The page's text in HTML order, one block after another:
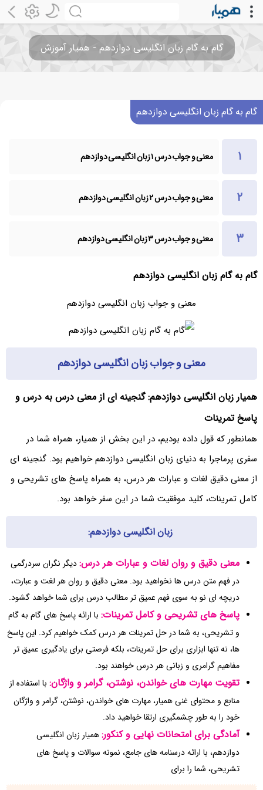
گام به گام زبان انگلیسی دوازدهم - همیار آموزش
گام به گام زبان انگلیسی دوازدهم
معنی و جواب درس ۱ زبان انگلیسی دوازدهم
معنی و جواب درس ۲ زبان انگلیسی دوازدهم
معنی و جواب درس ۳ زبان انگلیسی دوازدهم
گام به گام زبان انگلیسی دوازدهم
معنی و جواب زبان انگلیسی دوازدهم
معنی و جواب زبان انگلیسی دوازدهم
همیار زبان انگلیسی دوازدهم: گنجینه ای از معنی درس به درس و
پاسخ تمرینات
همانطور که قول داده بودیم، در این بخش از همیار، همراه شما در
سفری پرماجرا به دنیای زبان انگلیسی دوازدهم خواهیم بود. گنجینه ای
از معنی دقیق لغات و عبارات هر درس، به همراه پاسخ های تشریحی و
کامل تمرینات، کلید موفقیت شما در این سفر خواهد بود.
زبان انگلیسی دوازدهم:
معنی دقیق و روان لغات و عبارات هر درس:دیگر نگران سردرگمی
در فهم متن درس ها نخواهید بود. معنی دقیق و روان هر لغت و عبارت،
دریچه ای نو به سوی فهم عمیق تر مطالب درس برای شما خواهد گشود.
پاسخ های تشریحی و کامل تمرینات: با ارائه پاسخ های گام به گام
و تشریحی، به شما در حل تمرینات هر درس کمک خواهیم کرد. این پاسخ
ها، نه تنها ابزاری برای حل تمرینات، بلکه فرصتی برای یادگیری عمیق تر
مفاهیم گرامری و زبانی هر درس خواهند بود.
تقویت مهارت های خواندن، نوشتن، گرامر و واژگان: با استفاده از
منابع و محتوای غنی همیار، مهارت های خواندن، نوشتن، گرامر و واژگان
خود را به طور چشمگیری ارتقا خواهید داد.
آمادگی برای امتحانات نهایی و کنکور:همیار زبان انگلیسی
دوازدهم، با ارائه درسنامه های جامع، نمونه سوالات و پاسخ های
تشریحی، شما را برای